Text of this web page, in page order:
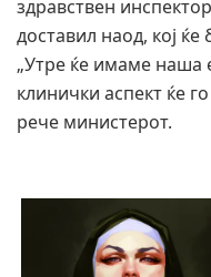
здравствен
доставил наод, кој
„Утре ќе имаме наша
клинички аспект ќе
рече министерот.